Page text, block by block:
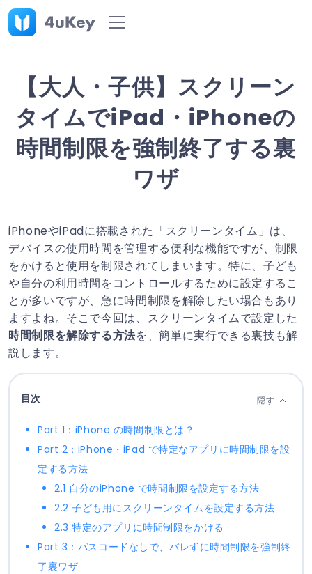
【大人・子供】スクリーン
タイムでiPad・iPhoneの
時間制限を強制終了する裏
ワザ
iPhoneやiPadに搭載された「スクリーンタイム」は、
デバイスの使用時間を管理する便利な機能ですが、制限
をかけると使用を制限されてしまいます。特に、子ども
や自分の利用時間をコントロールするために設定するこ
とが多いですが、急に時間制限を解除したい場合もあり
ますよね。そこで今回は、スクリーンタイムで設定した
時間制限を解除する方法を、簡単に実行できる裏技も解
説します。
目次 隠す
Part 1：iPhone の時間制限とは？
Part 2：iPhone・iPad で特定なアプリに時間制限を設
定する方法
2.1 自分のiPhone で時間制限を設定する方法
2.2 子ども用にスクリーンタイムを設定する方法
2.3 特定のアプリに時間制限をかける
Part 3：パスコードなしで、バレずに時間制限を強制終
了裏ワザ